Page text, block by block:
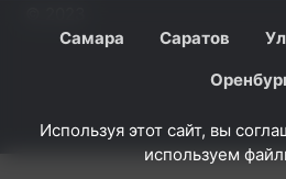
Самара
Саратов
Используя этот сайт, вы
используем